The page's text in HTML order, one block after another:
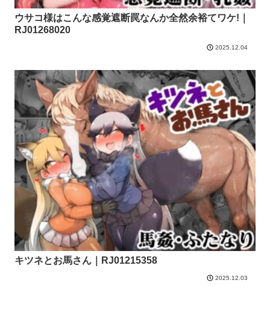
ウサコ様はこんな感覚遮断罠なんか全然余裕てワケ!｜
RJ01268020
2025.12.04
キツネとお馬さん｜RJ01215358
2025.12.03